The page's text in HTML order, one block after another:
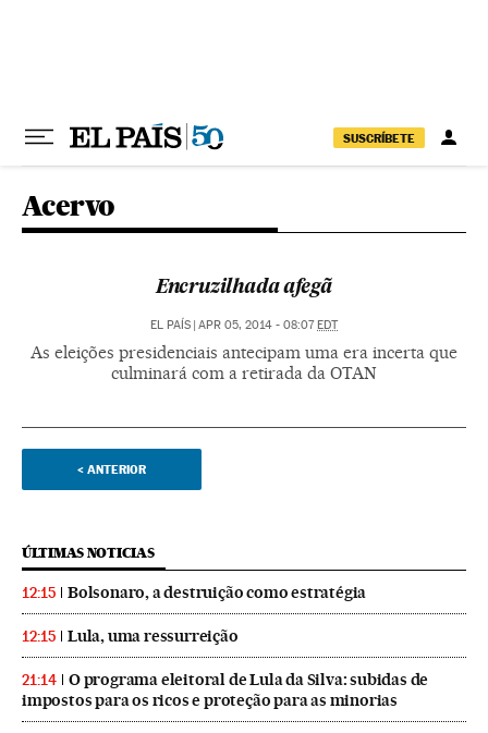
SUSCRÍBETE
Acervo
Encruzilhada afegã
EL PAÍS | APR 05, 2014 - 08:07EDT
As eleições presidenciais antecipam uma era incerta que
culminará com a retirada da OTAN
< ANTERIOR
ÚLTIMAS NOTICIAS
12:15 Bolsonaro, a destruição como estratégia
12:15 Lula, uma ressurreição
21:14
O programa eleitoral de Lula da Silva: subidas de
impostos para os ricos e proteção para as minorias